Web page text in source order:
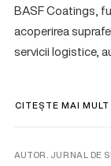
BASF Coatings,
acoperirea
servicii logistice,
CITEȘTE MAI MULT
AUTOR. JURNAL DE